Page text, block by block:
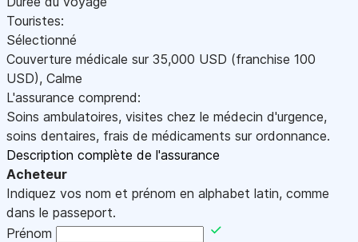
Touristes:
Sélectionné
Couverture médicale sur 35,000 USD (franchise 100
USD), Calme
L'assurance comprend:
Soins ambulatoires, visites chez le médecin d'urgence,
soins dentaires, frais de médicaments sur ordonnance.
Description complète de l'assurance
Acheteur
Indiquez vos nom et prénom en alphabet latin, comme
dans le passeport.
Prénom